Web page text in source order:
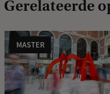
Gerelateerde
MASTER